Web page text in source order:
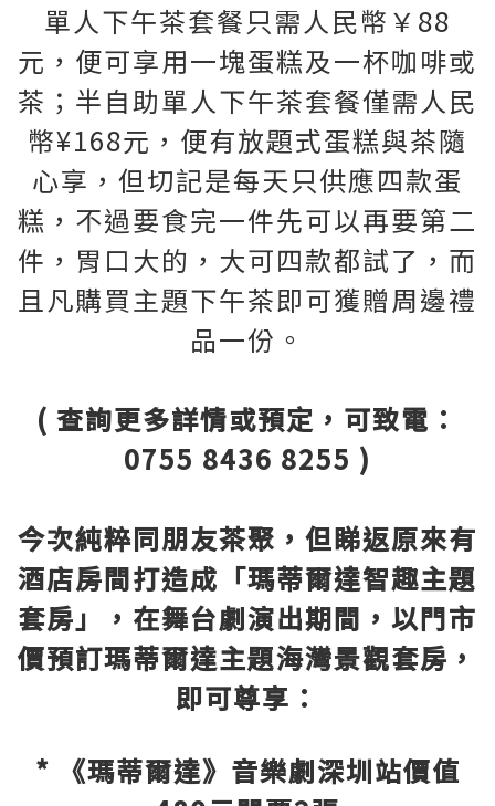
單人下午茶套餐只需人民幣￥88
元，便可享用一塊蛋糕及一杯咖啡或
茶；半自助單人下午茶套餐僅需人民
幣¥168元，便有放題式蛋糕與茶隨
心享，但切記是每天只供應四款蛋
糕，不過要食完一件先可以再要第二
件，胃口大的，大可四款都試了，而
且凡購買主題下午茶即可獲贈周邊禮
品一份。
( 查詢更多詳情或預定，可致電：
0755 8436 8255 )
今次純粹同朋友茶聚，但睇返原來有
酒店房間打造成「瑪蒂爾達智趣主題
套房」，在舞台劇演出期間，以門市
價預訂瑪蒂爾達主題海灣景觀套房，
即可尊享：
* 《瑪蒂爾達》音樂劇深圳站價值